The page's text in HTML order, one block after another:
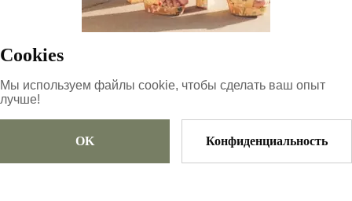
Cookies
Мы используем файлы cookie, чтобы сделать ваш опыт
лучше!
OK Конфиденциальность
%
67.99
Размер Выберите размер